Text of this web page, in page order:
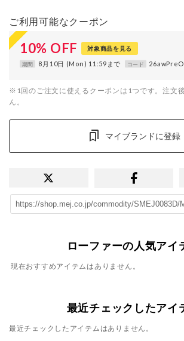
ご利用可能なクーポン
10% OFF 対象商品を見る
期間 8月10日 (Mon) 11:59まで コード
※1回のご注文に使えるクーポンは1つです。注文
ん。
マイブランドに登録
ローファーの人気アイ
現在おすすめアイテムはありません。
最近チェックしたアイ
最近チェックしたアイテムはありません。